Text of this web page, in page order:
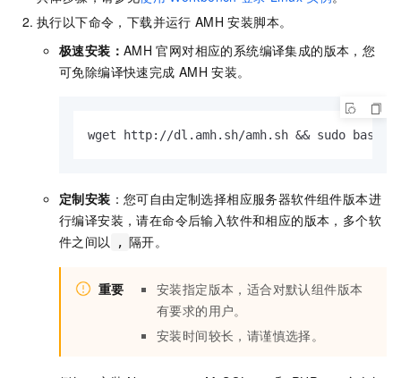
执行以下命令，下载并运行 AMH 安装脚本。
极速安装： AMH 官网对相应的系统编译集成的版本，您
可免除编译快速完成 AMH 安装。
wget http://dl.amh.sh/amh.sh && sudo bash
定制安装 ：您可自由定制选择相应服务器软件组件版本进
行编译安装，请在命令后输入软件和相应的版本，多个软
件之间以
, 隔开。
重要
安装指定版本，适合对默认组件版本
有要求的用户。
安装时间较长，请谨慎选择。